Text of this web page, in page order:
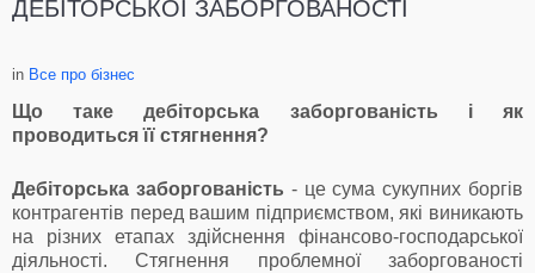
ДЕБІТОРСЬКОЇ ЗАБОРГОВАНОСТІ
in Все про бізнес
Що таке дебіторська заборгованість і як
проводиться її стягнення?
Дебіторська заборгованість - це сума сукупних боргів
контрагентів перед вашим підприємством, які виникають
на різних етапах здійснення фінансово-господарської
діяльності. Стягнення проблемної заборгованості